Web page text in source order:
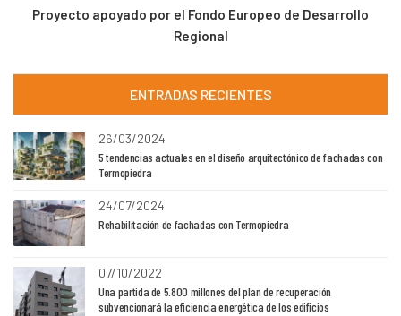
Proyecto apoyado por el Fondo Europeo de Desarrollo
Regional
ENTRADAS RECIENTES
26/03/2024
5 tendencias actuales en el diseño arquitectónico de fachadas con
Termopiedra
24/07/2024
Rehabilitación de fachadas con Termopiedra
07/10/2022
Una partida de 5.800 millones del plan de recuperación
subvencionará la eficiencia energética de los edificios